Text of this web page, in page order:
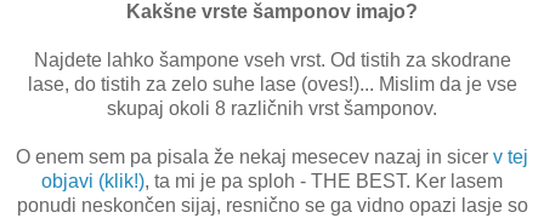
Kakšne vrste šamponov imajo?
Najdete lahko šampone vseh vrst. Od tistih za skodrane
lase, do tistih za zelo suhe lase (oves!)... Mislim da je vse
skupaj okoli 8 različnih vrst šamponov.
O enem sem pa pisala že nekaj mesecev nazaj in sicer v tej
objavi (klik!), ta mi je pa sploh - THE BEST. Ker lasem
ponudi neskončen sijaj, resnično se ga vidno opazi lasje so